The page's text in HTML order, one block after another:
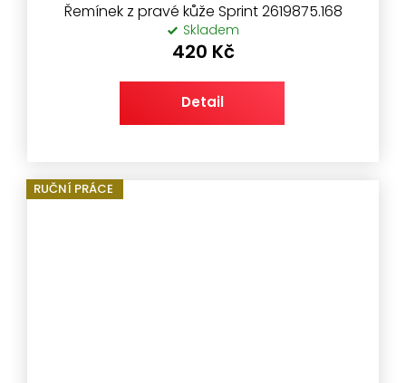
Řemínek z pravé kůže Sprint 2619875.168
Skladem
420 Kč
Detail
RUČNÍ PRÁCE